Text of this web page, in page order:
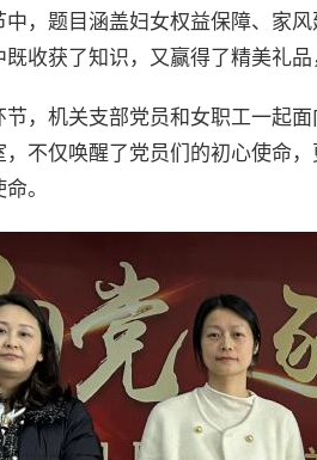
中，题目涵盖妇女权益保障、家
收获了知识，又赢得了精美礼
节，机关支部党员和女职工一起
，不仅唤醒了党员们的初心使命
。